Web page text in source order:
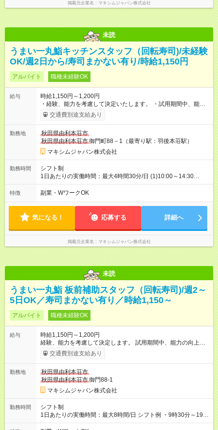
掲載元企業名 マキシムジャパン株式会社
未読
うまい一丸鮨キッチンスタッフ（回転寿司)/未経験
OK/週2日から/寿司まかない有り/時給1,150円
アルバイト 職種未経験OK
給与
時給1,150円～1,200円
・経験、能力を考慮して決定いたします。 ・試用期間中、能力
の向上が見られた場合、時給アップいたします。 【試用期間】
試用期間あり 試用期間の長さ：2ヶ月 雇用形態、給与は本採用
交通費別途支給あり
勤務地
秋田県由利本荘市
秋田県由利本荘市御門町88－1（最寄り駅：羽後本荘駅）
マキシムジャパン株式会社
勤務時間
シフト制
1日あたりの実働時間：最大4時間30分/日 (1)10:00～14:30
(2)18:00～21:00 ◎週2日からOK ◎週5日でも可 ◎勤務日、勤務
時間ご相談下さい
特徴 副業・WワークOK
気になる！ 応募する 詳細へ
掲載元企業名 マキシムジャパン株式会社
未読
うまい一丸鮨 板前補助スタッフ（回転寿司)/週2～
5日OK／寿司まかない有り／時給1,150～
アルバイト 職種未経験OK
給与
時給1,150円～1,200円
経験、能力を考慮して決定します。 試用期間中、能力の向上が
見られた場合、時給をアップいたします。 【試用期間】試用期
間あり 試用期間の長さ：2ヶ月 雇用形態、給与は本採用時と同
交通費別途支給あり
勤務地
秋田県由利本荘市
秋田県由利本荘市御門88-1
マキシムジャパン株式会社
勤務時間
シフト制
1日あたりの実働時間：最大8時間/日 シフト例 ・9時30分～19時
30分(内、休憩2時間) ・10時30分～20時30分(内、休憩2時間) ※